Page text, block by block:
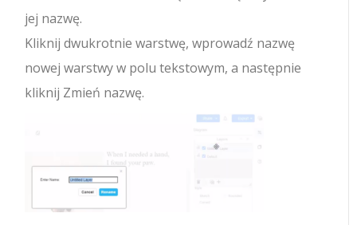
jej nazwę.
Kliknij dwukrotnie warstwę, wprowadź nazwę
nowej warstwy w polu tekstowym, a następnie
kliknij Zmień nazwę.